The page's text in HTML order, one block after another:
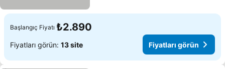
Başlangıç Fiyatı ₺2.890
Fiyatları görün: 13 site Fiyatları görün